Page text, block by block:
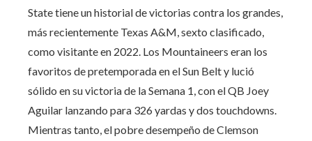
State tiene un historial de victorias contra los grandes,
más recientemente Texas A&M, sexto clasificado,
como visitante en 2022. Los Mountaineers eran los
favoritos de pretemporada en el Sun Belt y lució
sólido en su victoria de la Semana 1, con el QB Joey
Aguilar lanzando para 326 yardas y dos touchdowns.
Mientras tanto, el pobre desempeño de Clemson